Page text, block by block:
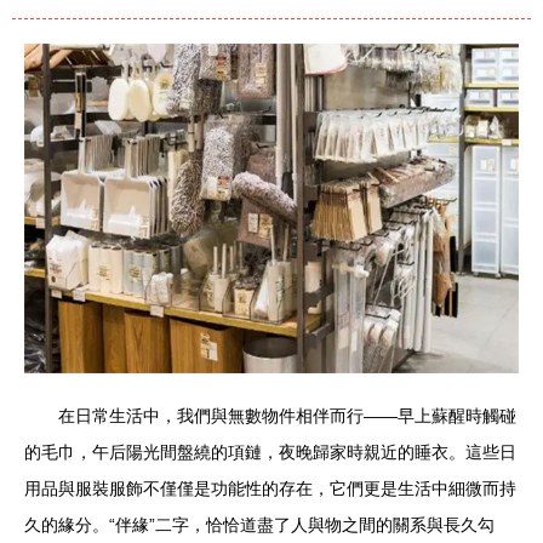
在日常生活中，我們與無數物件相伴而行——早上蘇醒時觸碰
的毛巾，午后陽光間盤繞的項鏈，夜晚歸家時親近的睡衣。這些日
用品與服裝服飾不僅僅是功能性的存在，它們更是生活中細微而持
久的緣分。“伴緣”二字，恰恰道盡了人與物之間的關系與長久勾